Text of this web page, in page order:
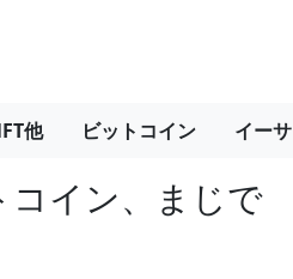
他 ビットコイン イー
コイン、まじで